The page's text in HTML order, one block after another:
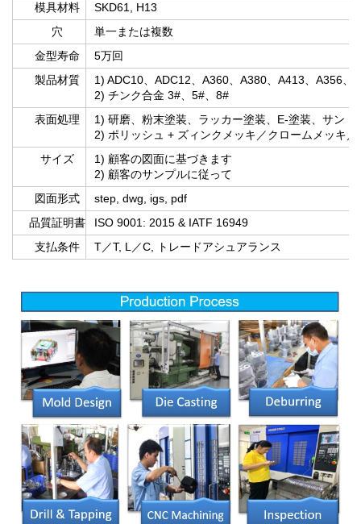
模具材料
SKD61, H13
穴
単一または複数
金型寿命
5万回
製品材質
1) ADC10、ADC12、A360、A380、A413、A356、
2) チンク合金 3#、5#、8#
表面処理
1) 研磨、粉末塗装、ラッカー塗装、E-塗装、サン
2) ポリッシュ + ズィンクメッキ／クロームメッキ
サイズ
1) 顧客の図面に基づきます
2) 顧客のサンプルに従って
図面形式
step, dwg, igs, pdf
品質証明書
ISO 9001: 2015 & IATF 16949
支払条件
T／T, L／C, トレードアシュアランス